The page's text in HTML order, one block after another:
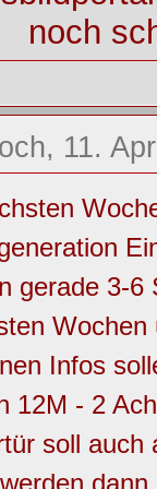
noch
11.
gerade 3-6
Infos
12M - 2
soll